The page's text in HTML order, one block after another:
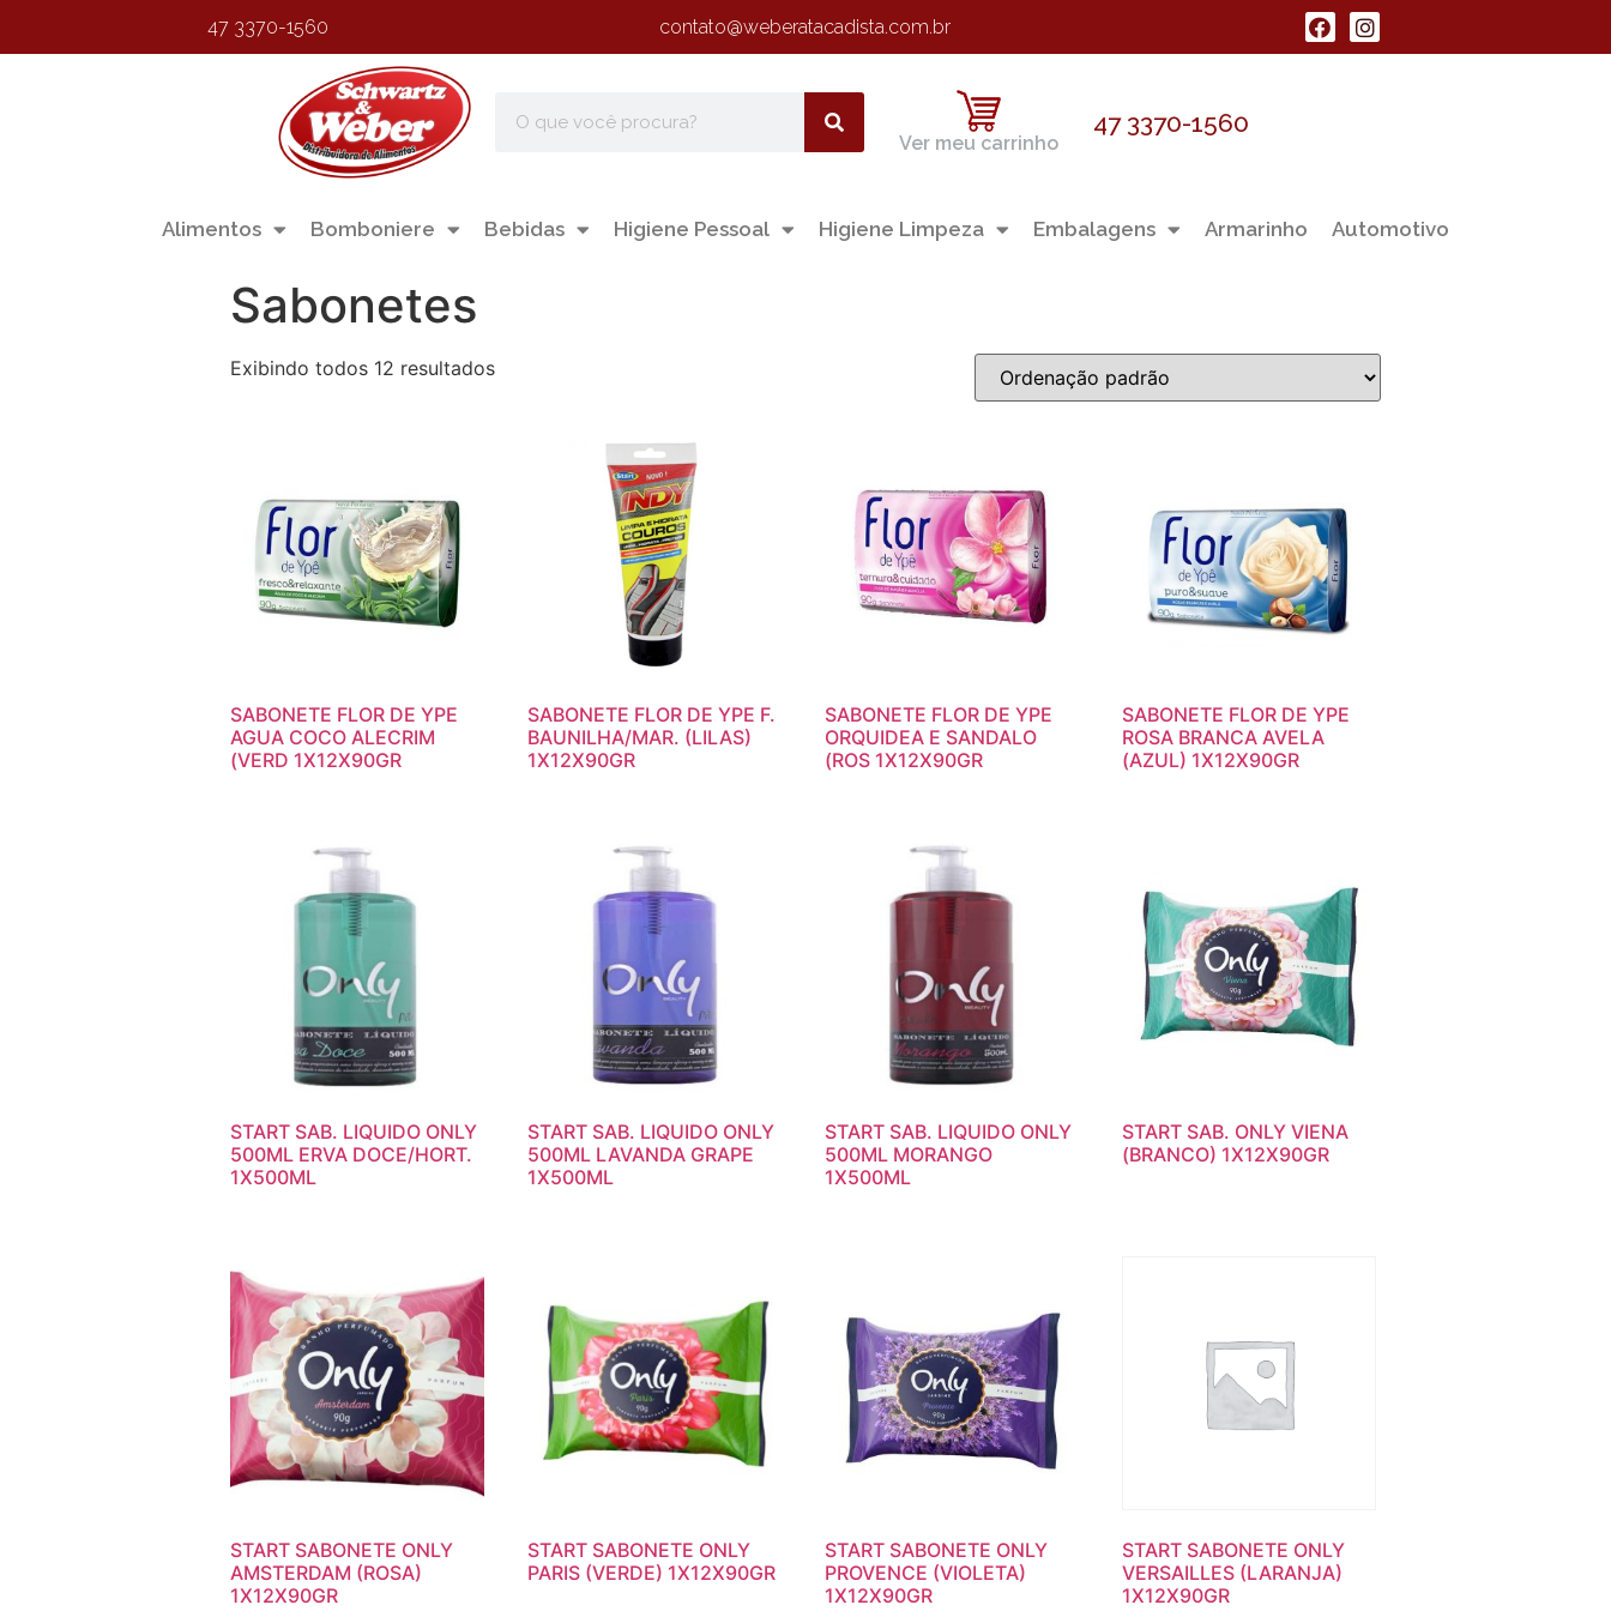
47 3370-1560 contato@weberatacadista.com.br
Ver meu carrinho
47 3370-1560
Alimentos Bomboniere Bebidas Higiene Pessoal Higiene Limpeza Embalagens Armarinho Automotivo
Sabonetes
Exibindo todos 12 resultados
SABONETE FLOR DE YPE
AGUA COCO ALECRIM
(VERD 1X12X90GR
SABONETE FLOR DE YPE F.
BAUNILHA/MAR. (LILAS)
1X12X90GR
SABONETE FLOR DE YPE
ORQUIDEA E SANDALO
(ROS 1X12X90GR
SABONETE FLOR DE YPE
ROSA BRANCA AVELA
(AZUL) 1X12X90GR
START SAB. LIQUIDO ONLY
500ML ERVA DOCE/HORT.
1X500ML
START SAB. LIQUIDO ONLY
500ML LAVANDA GRAPE
1X500ML
START SAB. LIQUIDO ONLY
500ML MORANGO
1X500ML
START SAB. ONLY VIENA
(BRANCO) 1X12X90GR
START SABONETE ONLY
AMSTERDAM (ROSA)
1X12X90GR
START SABONETE ONLY
PARIS (VERDE) 1X12X90GR
START SABONETE ONLY
PROVENCE (VIOLETA)
1X12X90GR
START SABONETE ONLY
VERSAILLES (LARANJA)
1X12X90GR